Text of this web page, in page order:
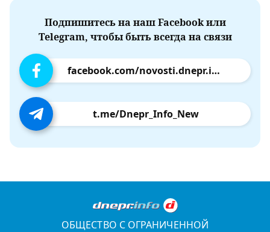
Подпишитесь на наш Facebook или
Telegram, чтобы быть всегда на связи
facebook.com/novosti.dnepr.info
t.me/Dnepr_Info_New
ОБЩЕСТВО С ОГРАНИЧЕННОЙ